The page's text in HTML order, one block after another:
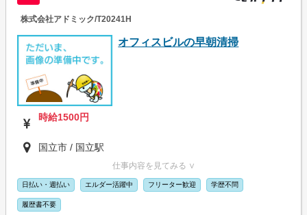
株式会社アドミック/T20241H
オフィスビルの早朝清掃
時給1500円
国立市 / 国立駅
仕事内容を見てみる ∨
日払い・週払い エルダー活躍中 フリーター歓迎 学歴不問
履歴書不要